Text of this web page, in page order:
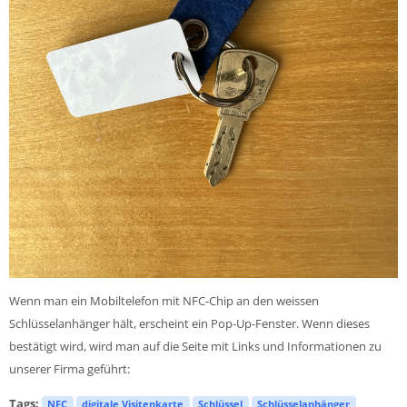
Wenn man ein Mobiltelefon mit NFC-Chip an den weissen
Schlüsselanhänger hält, erscheint ein Pop-Up-Fenster. Wenn dieses
bestätigt wird, wird man auf die Seite mit Links und Informationen zu
unserer Firma geführt:
Tags: NFC digitale Visitenkarte Schlüssel Schlüsselanhänger